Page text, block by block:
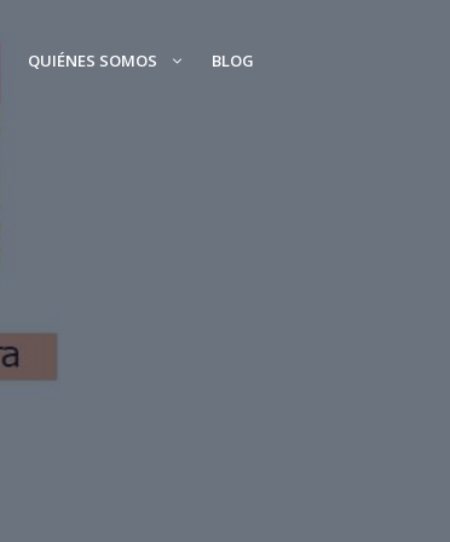
QUIÉNES SOMOS BLOG